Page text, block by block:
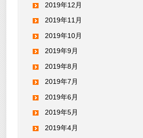
2019年12月
2019年11月
2019年10月
2019年9月
2019年8月
2019年7月
2019年6月
2019年5月
2019年4月